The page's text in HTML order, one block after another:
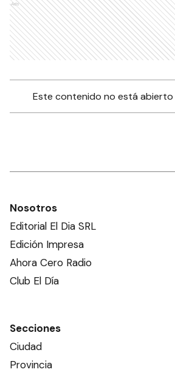
Ads
Este contenido no está
Nosotros
Editorial El Dia SRL
Edición Impresa
Ahora Cero Radio
Club El Día
Secciones
Ciudad
Provincia